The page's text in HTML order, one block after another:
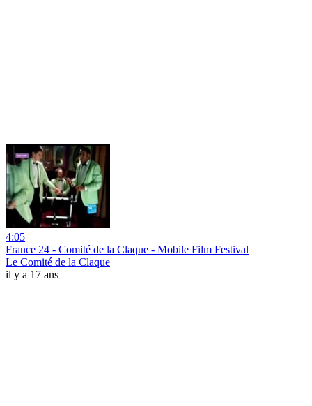
4:05
France 24 - Comité de la Claque - Mobile Film Festival
Le Comité de la Claque
il y a 17 ans